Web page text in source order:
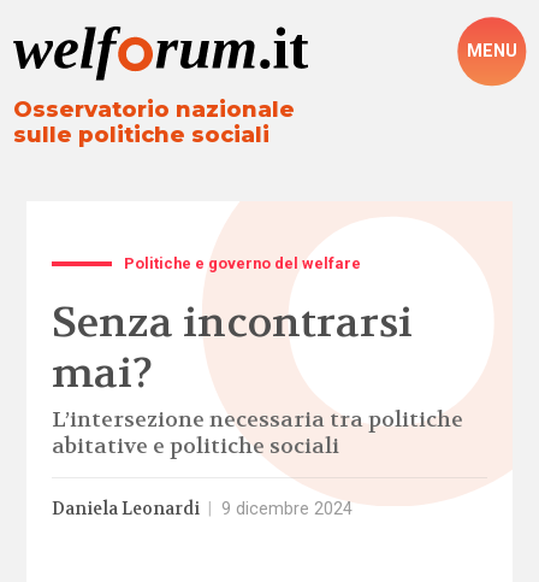
Osservatorio nazionale
sulle politiche sociali
MENU
Politiche e governo del welfare
Senza incontrarsi
mai?
L’intersezione necessaria tra politiche
abitative e politiche sociali
Daniela Leonardi 9 dicembre 2024